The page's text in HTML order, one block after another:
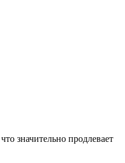
значительно продлевает